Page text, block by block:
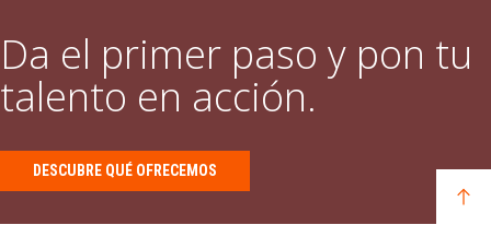
Da el primer paso y pon tu
talento en acción.
DESCUBRE QUÉ OFRECEMOS